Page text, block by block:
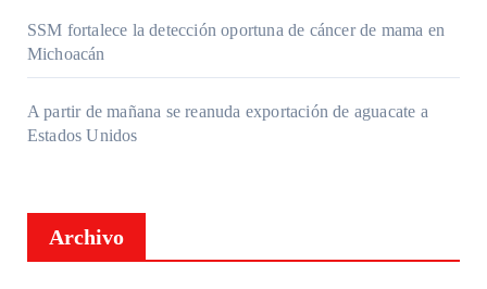
SSM fortalece la detección oportuna de cáncer de mama en
Michoacán
A partir de mañana se reanuda exportación de aguacate a
Estados Unidos
Archivo